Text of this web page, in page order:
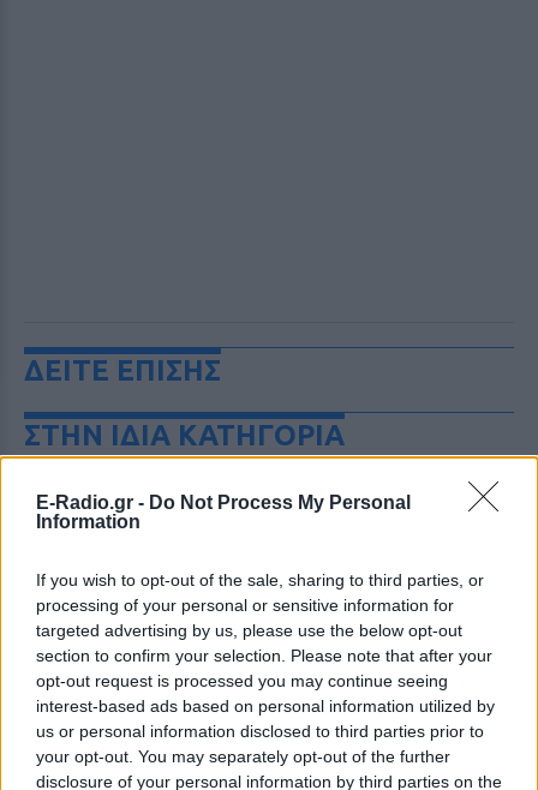
E-Radio.gr - Do Not Process My Personal
Information
If you wish to opt-out of the sale, sharing to third parties, or
processing of your personal or sensitive information for
targeted advertising by us, please use the below opt-out
section to confirm your selection. Please note that after your
opt-out request is processed you may continue seeing
interest-based ads based on personal information utilized by
us or personal information disclosed to third parties prior to
your opt-out. You may separately opt-out of the further
disclosure of your personal information by third parties on the
ΔΕΙΤΕ ΕΠΙΣΗΣ
ΣΤΗΝ ΙΔΙΑ ΚΑΤΗΓΟΡΙΑ
«Θέλω τον μπαμπά μου»: Το
βίντεο της μεθυσμένης οδηγού
ΧΤΕΣ
Η Jamie Lee Komoroski, με αλκοόλ
τριπλάσιο του νόμιμου ορίου, έπεσε
πάνω στο golf cart των νεόνυμφων στο
Folly Beach - τώρα νέο υλικό από το
αστυνομικό τμήμα αποκαλύπτει τη
συμπεριφορά της λίγο μετά τη μοιραία
σύγκρουση
Τροχαίο στις Σέρρες: «Έχασα τη